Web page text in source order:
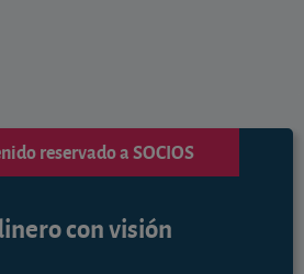
reservado a SOCIOS
con visión